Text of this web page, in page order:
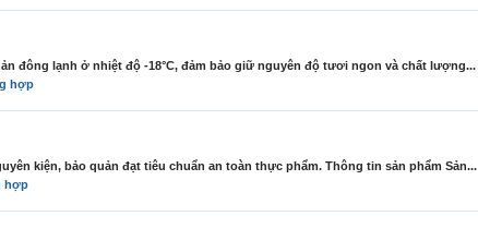
đông lạnh ở nhiệt độ -18°C, đảm bảo giữ nguyên độ tươi ngon và chất lượng...
hợp
kiện, bảo quản đạt tiêu chuẩn an toàn thực phẩm. Thông tin sản phẩm Sản...
hợp